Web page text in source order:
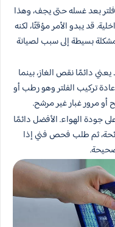
بعد غسله حتى يجف، وهذا
قد يبدو الأمر مؤقتًا، لكنه
بسيطة إلى سبب لصيانة
دائمًا نقص الغاز، بينما
تركيب الفلتر وهو رطب أو
مرور غبار غير مرشح.
جودة الهواء. الأفضل دائمًا
ثم طلب فحص فني إذا